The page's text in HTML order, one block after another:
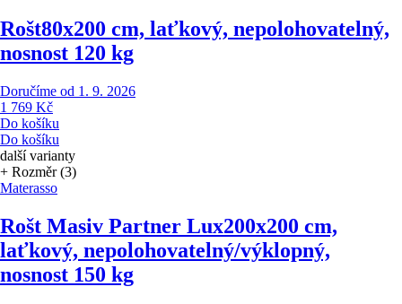
Rošt80x200 cm, laťkový, nepolohovatelný,
nosnost 120 kg
Doručíme od 1. 9. 2026
1 769 Kč
Do košíku
Do košíku
další varianty
+ Rozměr (3)
Materasso
Rošt Masiv Partner Lux200x200 cm,
laťkový, nepolohovatelný/výklopný,
nosnost 150 kg